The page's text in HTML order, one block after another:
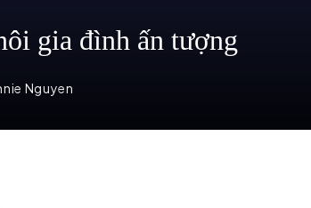
gia đình ấn tượng
Nguyen